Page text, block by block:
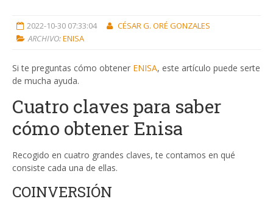
2022-10-30 07:33:04
CÉSAR G. ORÉ GONZALES
ARCHIVO:ENISA
Si te preguntas cómo obtener ENISA, este artículo puede serte
de mucha ayuda.
Cuatro claves para saber
cómo obtener Enisa
Recogido en cuatro grandes claves, te contamos en qué
consiste cada una de ellas.
COINVERSIÓN